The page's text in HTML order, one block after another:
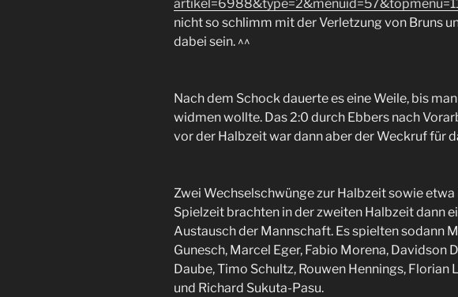
nicht so schlimm mit der Verletzung von Bruns
dabei sein. ^^
Nach dem Schock dauerte es eine Weile, bis
widmen wollte. Das 2:0 durch Ebbers nach
vor der Halbzeit war dann aber der Weckruf für
Zwei Wechselschwünge zur Halbzeit sowie
Spielzeit brachten in der zweiten Halbzeit dann
Austausch der Mannschaft. Es spielten sodann
Gunesch, Marcel Eger, Fabio Morena, Davidson
Daube, Timo Schultz, Rouwen Hennings, Florian
und Richard Sukuta-Pasu.